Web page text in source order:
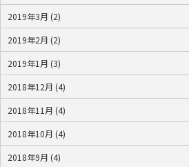
2019年3月 (2)
2019年2月 (2)
2019年1月 (3)
2018年12月 (4)
2018年11月 (4)
2018年10月 (4)
2018年9月 (4)